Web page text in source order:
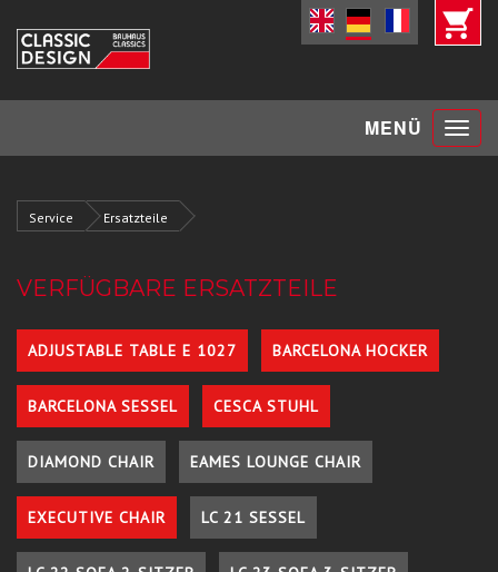
MENÜ Toggle
Service Ersatzteile
VERFÜGBARE ERSATZTEILE
ADJUSTABLE TABLE E 1027 BARCELONA HOCKER
BARCELONA SESSEL CESCA STUHL
DIAMOND CHAIR EAMES LOUNGE CHAIR
EXECUTIVE CHAIR LC 21 SESSEL